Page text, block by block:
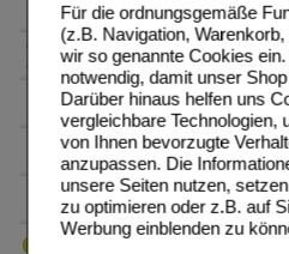
Für die ordnungsgemäße
(z.B. Navigation,
wir so genannte Cookies
notwendig, damit unser
Darüber hinaus helfen uns
vergleichbare Technologien,
von Ihnen bevorzugte
anzupassen. Die
unsere Seiten nutzen,
zu optimieren oder z.B. auf
Werbung einblenden zu